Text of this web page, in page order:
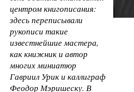
центром книгописания:
здесь переписывали
рукописи такие
известнейшие мастера,
как книжник и автор
многих миниатюр
Гавриил Урик и каллиграф
Феодор Мэришеску. В